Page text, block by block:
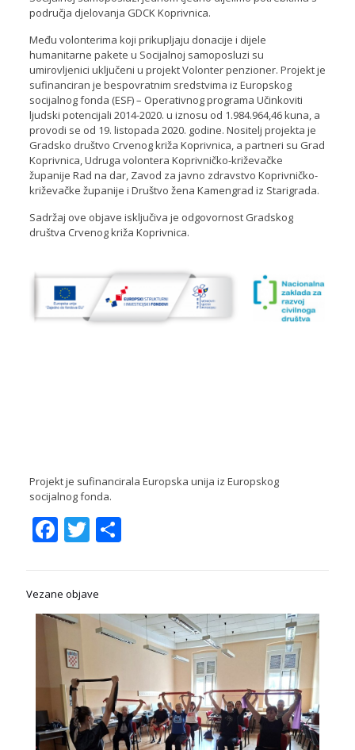
područja djelovanja GDCK Koprivnica.
Među volonterima koji prikupljaju donacije i dijele
humanitarne pakete u Socijalnoj samoposluzi su
umirovljenici uključeni u projekt Volonter penzioner. Projekt je
sufinanciran je bespovratnim sredstvima iz Europskog
socijalnog fonda (ESF) – Operativnog programa Učinkoviti
ljudski potencijali 2014-2020. u iznosu od 1.984.964,46 kuna, a
provodi se od 19. listopada 2020. godine. Nositelj projekta je
Gradsko društvo Crvenog križa Koprivnica, a partneri su Grad
Koprivnica, Udruga volontera Koprivničko-križevačke
županije Rad na dar, Zavod za javno zdravstvo Koprivničko-
križevačke županije i Društvo žena Kamengrad iz Starigrada.
Sadržaj ove objave isključiva je odgovornost Gradskog
društva Crvenog križa Koprivnica.
Projekt je sufinancirala Europska unija iz Europskog
socijalnog fonda.
Facebook
Twitter
Share
Vezane objave